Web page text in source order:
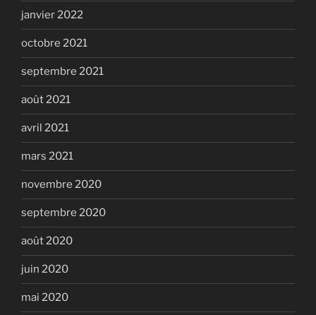
janvier 2022
octobre 2021
septembre 2021
août 2021
avril 2021
mars 2021
novembre 2020
septembre 2020
août 2020
juin 2020
mai 2020